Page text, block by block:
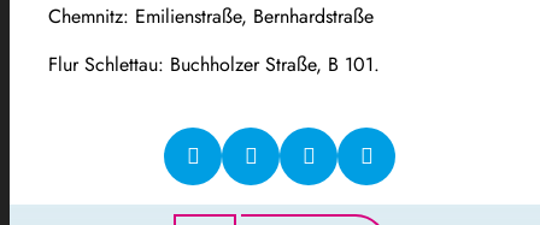
Chemnitz: Emilienstraße, Bernhardstraße
Flur Schlettau: Buchholzer Straße, B 101.